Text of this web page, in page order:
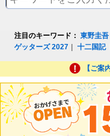
注目のキーワード： 東野圭吾
ゲッターズ 2027 ｜十二国記
【ご案